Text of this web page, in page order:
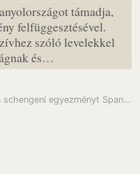
támadja,
felfüggesztésével.
szóló levelekkel
és…
Olaszország felfüggesztette a schengeni egyezményt Spanyolországgal,…